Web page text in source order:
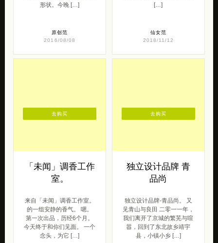
形状。今晚 […]
原创范
2016/08/08
[…]
仙女范
2018/11/12
「未闻」调香工作
室。
来自「未闻」调香工作室。
的一组安静的香气。 嗯。
第一次出品，历经6个月。
今天终于和你们见面。 一个
念头，为它 […]
去购买
独立设计品牌 青
品尚
独立设计品牌-青品尚。 又
见青山与良田 二零一一年，
我们离开了京城的繁芜与喧
嚣，回到了东北故乡靖宇
县，小镇小乡 […]
去购买